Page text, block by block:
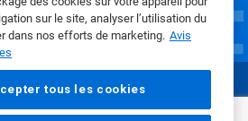
sur le site, analyser l’utilisation du
dans nos efforts de marketing. Avis
tous les cookies